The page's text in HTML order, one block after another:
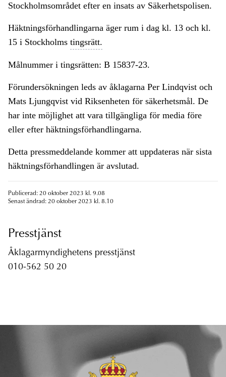
Stockholmsområdet efter en insats av Säkerhetspolisen.
Häktningsförhandlingarna äger rum i dag kl. 13 och kl.
15 i Stockholms tingsrätt.
Målnummer i tingsrätten: B 15837-23.
Förundersökningen leds av åklagarna Per Lindqvist och
Mats Ljungqvist vid Riksenheten för säkerhetsmål. De
har inte möjlighet att vara tillgängliga för media före
eller efter häktningsförhandlingarna.
Detta pressmeddelande kommer att uppdateras när sista
häktningsförhandlingen är avslutad.
Publicerad: 20 oktober 2023 kl. 9.08
Senast ändrad: 20 oktober 2023 kl. 8.10
Presstjänst
Åklagarmyndighetens presstjänst
010-562 50 20